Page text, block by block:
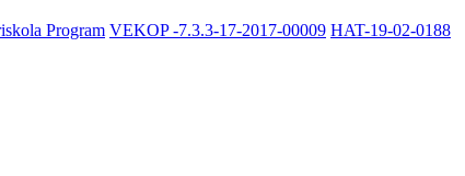
Program VEKOP -7.3.3-17-2017-00009 HAT-19-02-0188